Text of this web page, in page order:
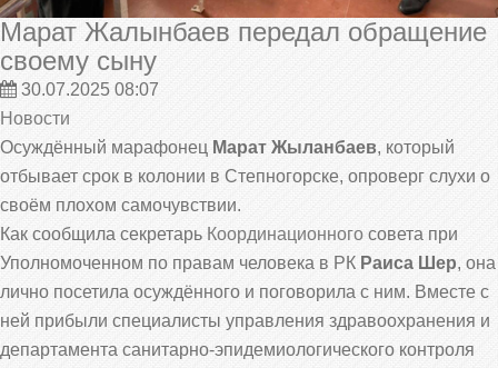
Марат Жалынбаев передал обращение
своему сыну
30.07.2025 08:07
Новости
Осуждённый марафонец Марат Жыланбаев, который
отбывает срок в колонии в Степногорске, опроверг слухи о
своём плохом самочувствии.
Как сообщила секретарь Координационного совета при
Уполномоченном по правам человека в РК Раиса Шер, она
лично посетила осуждённого и поговорила с ним. Вместе с
ней прибыли специалисты управления здравоохранения и
департамента санитарно-эпидемиологического контроля